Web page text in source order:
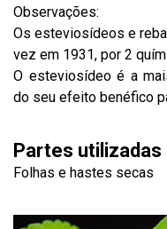
Observações:
Os esteviosídeos e
vez em 1931, por 2
O esteviosídeo é a
do seu efeito benéfico
Partes utilizadas
Folhas e hastes secas